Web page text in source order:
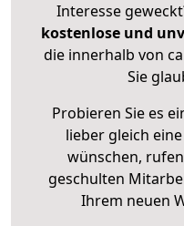
Interesse
kostenlose und
die innerhalb von
Sie
Probieren Sie es
lieber gleich eine
wünschen,
geschulten
Ihrem neuen